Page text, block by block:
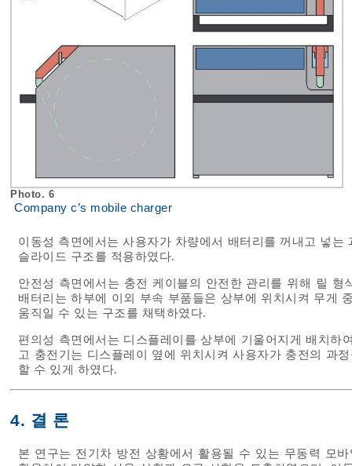
Photo. 6
Company c’s mobile charger
이동성 측면에서는 사용자가 차량에서 배터리를 꺼내고 넣
슬라이드 구조를 적용하였다.
안전성 측면에서는 충전 케이블의 안전한 관리를 위해 릴
배터리는 하부에 이외 부속 부품들은 상부에 위치시켜 무게
움직일 수 있는 구조를 채택하였다.
편의성 측면에서는 디스플레이를 상부에 기울어지게 배치
고 충전기는 디스플레이 옆에 위치시켜 사용자가 충전의 과
할 수 있게 하였다.
4. 결 론
본 연구는 전기차 방전 상황에서 활용될 수 있는 무동력 모